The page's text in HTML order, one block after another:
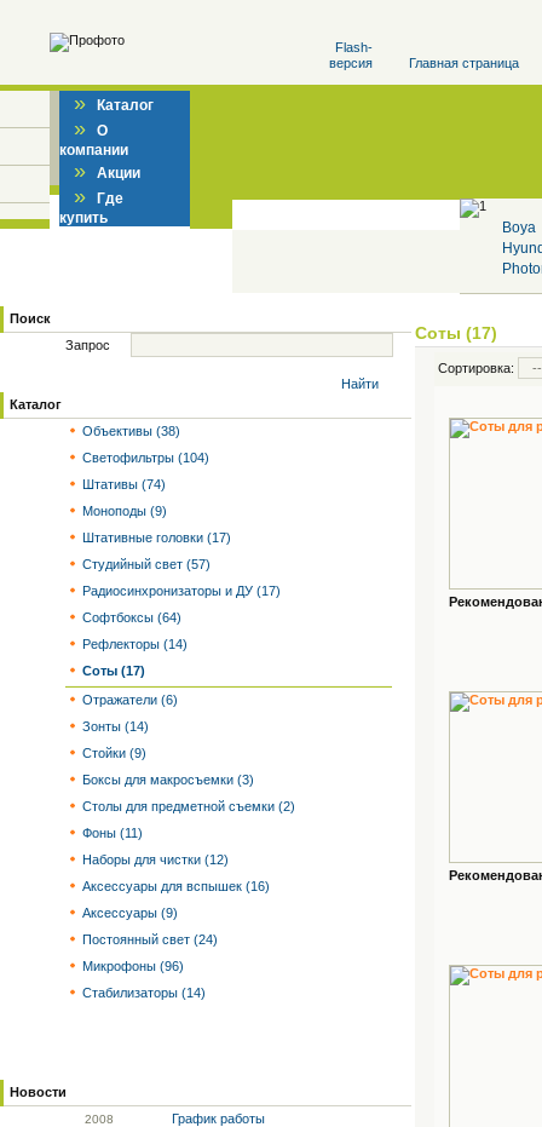
Flash-
версия
Главная страница
» Каталог
» О
компании
» Акции
» Где
купить
Boya
Поиск
Запрос
Найти
Каталог
Объективы (38)
Светофильтры (104)
Штативы (74)
Моноподы (9)
Штативные головки (17)
Студийный свет (57)
Радиосинхронизаторы и ДУ (17)
Софтбоксы (64)
Рефлекторы (14)
Соты (17)
Отражатели (6)
Зонты (14)
Стойки (9)
Боксы для макросъемки (3)
Столы для предметной съемки (2)
Фоны (11)
Наборы для чистки (12)
Аксессуары для вспышек (16)
Аксессуары (9)
Постоянный свет (24)
Микрофоны (96)
Стабилизаторы (14)
Новости
2008 График работы
Соты (17)
Сортировка: